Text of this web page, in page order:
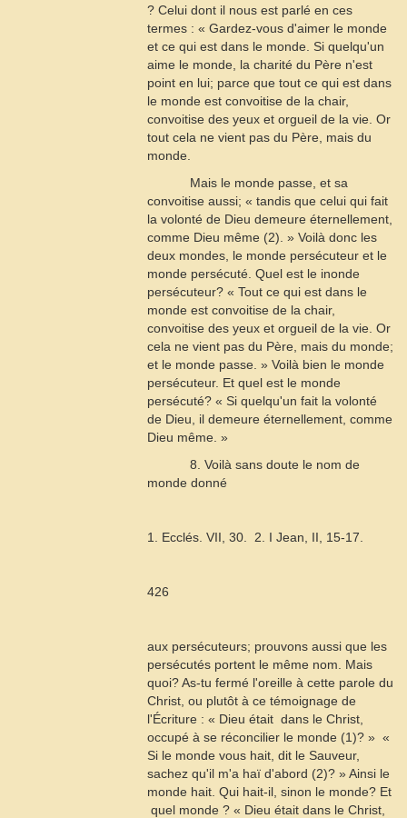
? Celui dont il nous est parlé en ces
termes : « Gardez-vous d'aimer le monde
et ce qui est dans le monde. Si quelqu'un
aime le monde, la charité du Père n'est
point en lui; parce que tout ce qui est dans
le monde est convoitise de la chair,
convoitise des yeux et orgueil de la vie. Or
tout cela ne vient pas du Père, mais du
monde.
Mais le monde passe, et sa
convoitise aussi; « tandis que celui qui fait
la volonté de Dieu demeure éternellement,
comme Dieu même (2). » Voilà donc les
deux mondes, le monde persécuteur et le
monde persécuté. Quel est le inonde
persécuteur? « Tout ce qui est dans le
monde est convoitise de la chair,
convoitise des yeux et orgueil de la vie. Or
cela ne vient pas du Père, mais du monde;
et le monde passe. » Voilà bien le monde
persécuteur. Et quel est le monde
persécuté? « Si quelqu'un fait la volonté
de Dieu, il demeure éternellement, comme
Dieu même. »
8. Voilà sans doute le nom de
monde donné
1. Ecclés. VII, 30.  2. I Jean, II, 15-17.
426
aux persécuteurs; prouvons aussi que les
persécutés portent le même nom. Mais
quoi? As-tu fermé l'oreille à cette parole du
Christ, ou plutôt à ce témoignage de
l'Écriture : « Dieu était dans le Christ,
occupé à se réconcilier le monde (1)? »  «
Si le monde vous hait, dit le Sauveur,
sachez qu'il m'a haï d'abord (2)? » Ainsi le
monde hait. Qui hait-il, sinon le monde? Et
quel monde ? « Dieu était dans le Christ,